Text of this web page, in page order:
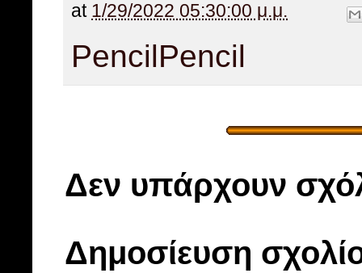
at 1/29/2022 05:30:00 μ.μ.
PencilPencil
Δεν υπάρχουν
Δημοσίευση